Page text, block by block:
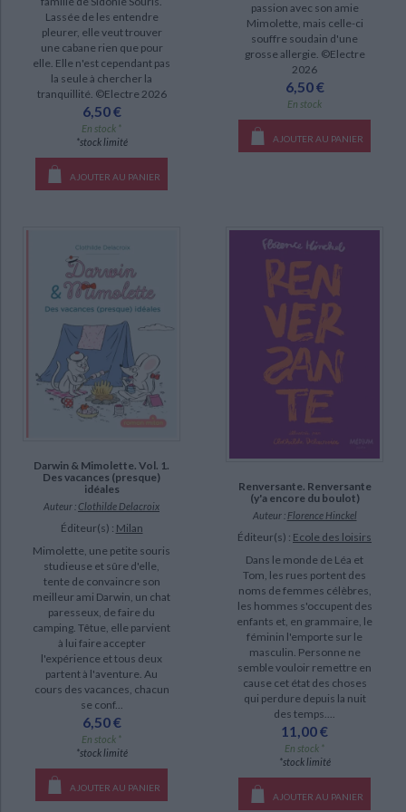
Darwin & Mimolette (3)
Les mésaventures d'Emilien (1)
Marie-Lucide & Georges (1)
DISPONIBILITÉ
disponible (48)
epuise (13)
Lassée de les entendre
pleurer, elle veut trouver
une cabane rien que pour
elle. Elle n'est cependant pas
la seule à chercher la
tranquillité. ©Electre 2026
6,50 €
En stock *
*stock limité
AJOUTER AU PANIER
passion avec son amie
Mimolette, mais celle-ci
souffre soudain d'une
grosse allergie. ©Electre
2026
6,50 €
En stock
AJOUTER AU PANIER
Darwin & Mimolette. Vol. 1.
Des vacances (presque)
idéales
Auteur : Clothilde Delacroix
Éditeur(s) : Milan
Mimolette, une petite souris
studieuse et sûre d'elle,
tente de convaincre son
meilleur ami Darwin, un chat
paresseux, de faire du
camping. Têtue, elle parvient
à lui faire accepter
l'expérience et tous deux
partent à l'aventure. Au
cours des vacances, chacun
se conf...
6,50 €
En stock *
*stock limité
AJOUTER AU PANIER
Renversante. Renversante
(y'a encore du boulot)
Auteur : Florence Hinckel
Éditeur(s) : Ecole des loisirs
Dans le monde de Léa et
Tom, les rues portent des
noms de femmes célèbres,
les hommes s'occupent des
enfants et, en grammaire, le
féminin l'emporte sur le
masculin. Personne ne
semble vouloir remettre en
cause cet état des choses
qui perdure depuis la nuit
des temps....
11,00 €
En stock *
*stock limité
AJOUTER AU PANIER